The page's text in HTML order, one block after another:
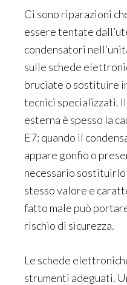
Ci sono riparazioni
essere tentate
condensatori
sulle schede
bruciate o sostituire
tecnici specializzati.
esterna è spesso la
E7: quando il
appare gonfio o
necessario sostituirlo
stesso valore e
fatto male può
rischio di sicurezza.
Le schede
strumenti adeguati.